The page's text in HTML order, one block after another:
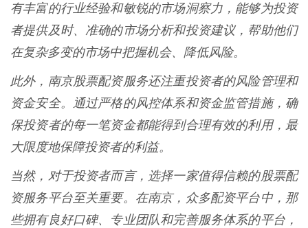
有丰富的行业经验和敏锐的市场洞察力，能够为投资
者提供及时、准确的市场分析和投资建议，帮助他们
在复杂多变的市场中把握机会、降低风险。
此外，南京股票配资服务还注重投资者的风险管理和
资金安全。通过严格的风控体系和资金监管措施，确
保投资者的每一笔资金都能得到合理有效的利用，最
大限度地保障投资者的利益。
当然，对于投资者而言，选择一家值得信赖的股票配
资服务平台至关重要。在南京，众多配资平台中，那
些拥有良好口碑、专业团队和完善服务体系的平台，